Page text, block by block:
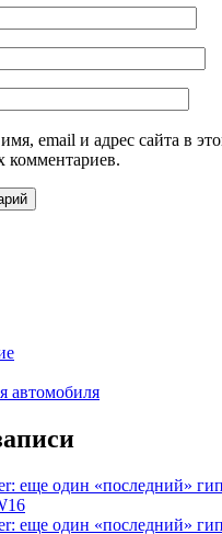
email и адрес сайта в
автомобиля
еще один «последний»
еще один «последний»